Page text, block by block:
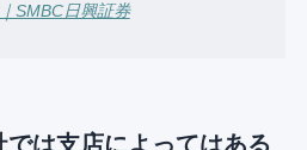
SMBC日興証券
は支店によってはある